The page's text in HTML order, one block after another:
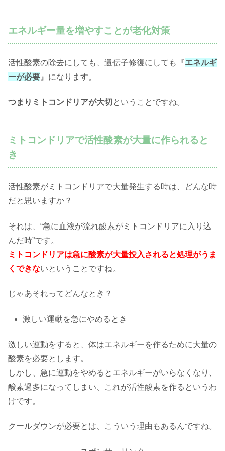
エネルギー量を増やすことが老化対策
活性酸素の除去にしても、遺伝子修復にしても『エネルギ
ーが必要 』になります。
つまりミトコンドリアが大切 ということですね。
ミトコンドリアで活性酸素が大量に作られると
き
活性酸素がミトコンドリアで大量発生する時は、どんな時
だと思いますか？
それは、“急に血液が流れ酸素がミトコンドリアに入り込
んだ時”です。
ミトコンドリアは急に酸素が大量投入されると処理がうま
くできないということですね。
じゃあそれってどんなとき？
激しい運動を急にやめるとき
激しい運動をすると、体はエネルギーを作るために大量の
酸素を必要とします。
しかし、急に運動をやめるとエネルギーがいらなくなり、
酸素過多になってしまい、これが活性酸素を作るというわ
けです。
クールダウンが必要とは、こういう理由もあるんですね。